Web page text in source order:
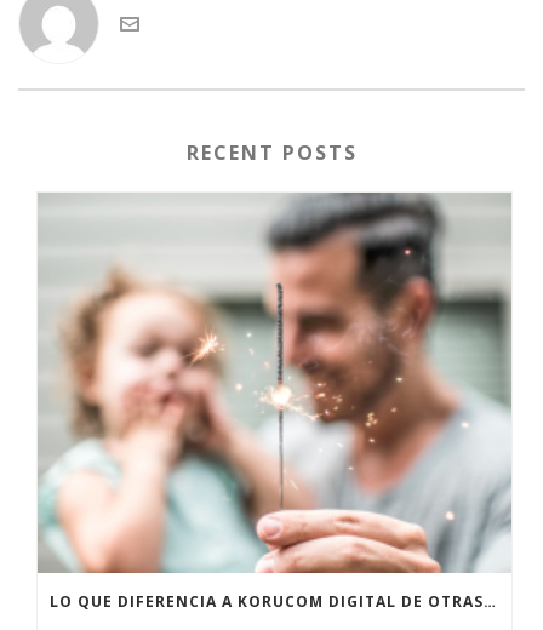
RECENT POSTS
LO QUE DIFERENCIA A KORUCOM DIGITAL DE OTRAS AGENCIAS DE MARKETING ONLINE